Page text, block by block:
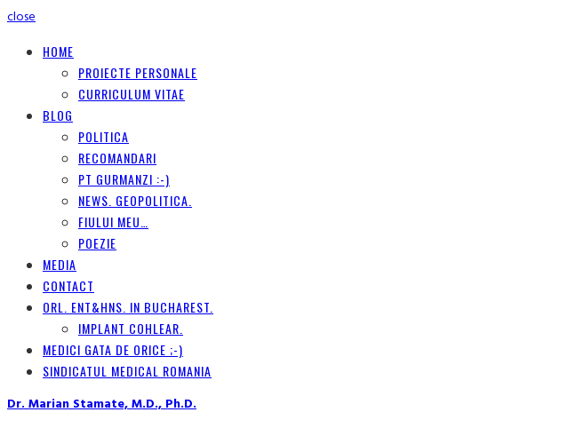
close
HOME
PROIECTE PERSONALE
CURRICULUM VITAE
BLOG
POLITICA
RECOMANDARI
PT GURMANZI :-)
NEWS. GEOPOLITICA.
FIULUI MEU…
POEZIE
MEDIA
CONTACT
ORL. ENT&HNS. IN BUCHAREST.
IMPLANT COHLEAR.
MEDICI GATA DE ORICE ;-)
SINDICATUL MEDICAL ROMANIA
Dr. Marian Stamate, M.D., Ph.D.